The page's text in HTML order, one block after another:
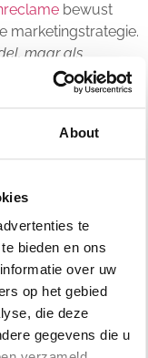
About
te
bieden en ons
over uw
op het gebied
die deze
gegevens die u
bewust
marketingstrategie.
maar als
Het
acties en zorgt
van alle
richting een
aan leveren.”
EP:Beerepoot
regelmatig
zakelijke relaties.